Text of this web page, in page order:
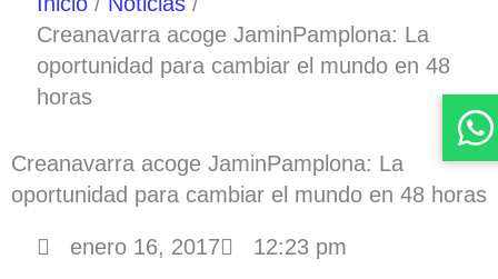
Creanavarra acoge JaminPamplona: La
oportunidad para cambiar el mundo en 48
horas
Creanavarra acoge JaminPamplona: La
oportunidad para cambiar el mundo en 48 horas
enero 16, 2017 12:23 pm